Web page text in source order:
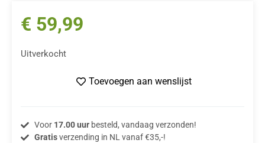
€ 59,99
Uitverkocht
Toevoegen aan wenslijst
Voor 17.00 uurbesteld, vandaag verzonden!
Gratisverzending in NL vanaf €35,-!